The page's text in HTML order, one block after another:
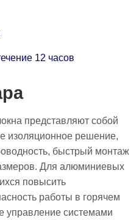
12 часов
представляют собой
изоляционное решение,
быстрый монтаж
Для алюминиевых
повысить
работы в горячем
управление системами